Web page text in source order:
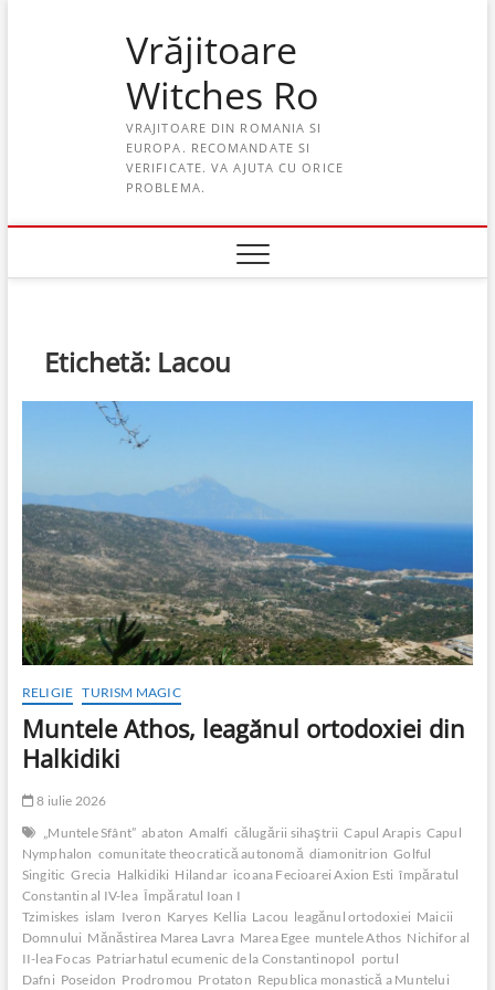
Vrăjitoare
Witches Ro
VRAJITOARE DIN ROMANIA SI
EUROPA. RECOMANDATE SI
VERIFICATE. VA AJUTA CU ORICE
PROBLEMA.
Etichetă: Lacou
RELIGIE TURISM MAGIC
Muntele Athos, leagănul ortodoxiei din
Halkidiki
8 iulie 2026
„Muntele Sfânt” abaton Amalfi călugării sihaştrii Capul Arapis Capul
Nymphalon comunitate theocratică autonomă diamonitrion Golful
Singitic Grecia Halkidiki Hilandar icoana Fecioarei Axion Esti împăratul
Constantin al IV-lea Împăratul Ioan I
Tzimiskes islam Iveron Karyes Kellia Lacou leagănul ortodoxiei Maicii
Domnului Mănăstirea Marea Lavra Marea Egee muntele Athos Nichifor al
II-lea Focas Patriarhatul ecumenic de la Constantinopol portul
Dafni Poseidon Prodromou Protaton Republica monastică a Muntelui